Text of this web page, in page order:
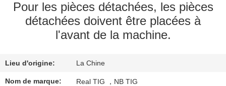
VISITE
D'USINE
CONTRÔLE
Pour les pièces détachées, les pièces
détachées doivent être placées à
l'avant de la machine.
Lieu d'origine: La Chine
Nom de marque: Real TIG ，NB TIG